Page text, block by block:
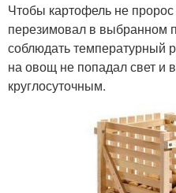
Чтобы картофель не
перезимовал в выбранном
соблюдать температурный
на овощ не попадал свет и
круглосуточным.